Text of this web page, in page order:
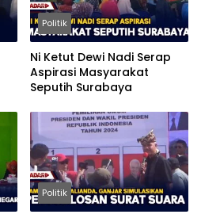
Politik
Ni Ketut Dewi Nadi Serap
Aspirasi Masyarakat
Seputih Surabaya
Politik